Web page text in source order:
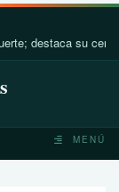
su cercanía
MENÚ